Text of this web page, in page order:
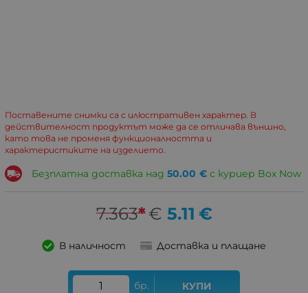
Поставените снимки са с илюстративен характер. В
действителност продуктът може да се отличава външно,
като това не променя функционалността и
характеристиките на изделието.
Безплатна доставка над 50.00 €с куриер Box Now
7.363*€ 5.11 €
В наличност Доставка и плащане
бр. КУПИ